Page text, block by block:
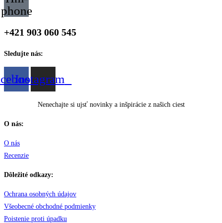
phone
+421 903 060 545
Sledujte nás:
Instagram
Nenechajte si ujsť novinky a inšpirácie z našich ciest
O nás:
O nás
Recenzie
Dôležité odkazy:
Ochrana osobných údajov
Všeobecné obchodné podmienky
Poistenie proti úpadku